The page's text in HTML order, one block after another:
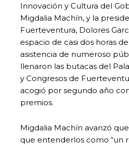
Innovación y Cultura del
Migdalia Machín, y la
Fuerteventura, Dolores
espacio de casi dos horas
asistencia de numeroso
llenaron las butacas del
y Congresos de
acogió por segundo año
premios.
Migdalia Machín avanzó
que entenderlos como “un